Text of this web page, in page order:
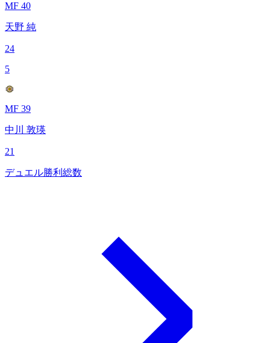
MF 40
天野 純
24
5
MF 39
中川 敦瑛
21
デュエル勝利総数